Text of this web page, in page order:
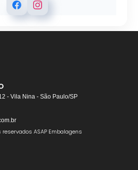
rapidamente
em
Stretch, Fitas de Arquear,
Arquear, Aplicador de Filme
- Vila Nina - São Paulo/SP
ASAP Embalagens